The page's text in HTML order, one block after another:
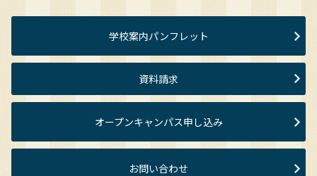
学校案内パンフレット
資料請求
オープンキャンパス申し込み
お問い合わせ